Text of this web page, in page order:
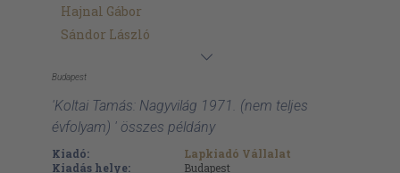
Hajnal Gábor
Sándor László
Budapest
'Koltai Tamás: Nagyvilág 1971. (nem teljes
évfolyam) ' összes példány
Kiadó:
Lapkiadó Vállalat
Kiadás helye:
Budapest